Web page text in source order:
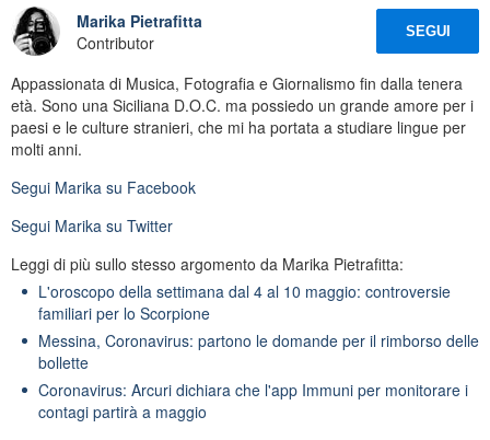
Marika Pietrafitta
Contributor
SEGUI
Appassionata di Musica, Fotografia e Giornalismo fin dalla tenera
età. Sono una Siciliana D.O.C. ma possiedo un grande amore per i
paesi e le culture stranieri, che mi ha portata a studiare lingue per
molti anni.
Segui Marika su Facebook
Segui Marika su Twitter
Leggi di più sullo stesso argomento da Marika Pietrafitta:
L'oroscopo della settimana dal 4 al 10 maggio: controversie
familiari per lo Scorpione
Messina, Coronavirus: partono le domande per il rimborso delle
bollette
Coronavirus: Arcuri dichiara che l'app Immuni per monitorare i
contagi partirà a maggio